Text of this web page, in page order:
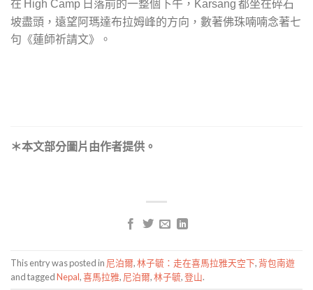
在 High Camp 日落前的一整個下午， Karsang 都坐在碎石
坡盡頭，遠望阿瑪達布拉姆峰的方向，數著佛珠喃喃念著七
句《蓮師祈請文》。
＊本文部分圖片由作者提供。
This entry was posted in 尼泊爾,林子毓：走在喜馬拉雅天空下,背包南遊
and taggedNepal,喜馬拉雅, 尼泊爾,林子毓,登山.